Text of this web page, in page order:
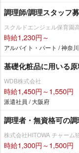
調理師/調理スタッフ
スクルドエンジェル保育園
時給1,230円～
アルバイト・パート / 神奈
基礎化粧品に用いる
WDB株式会社
時給1,450円～1,550円
派遣社員 / 大阪府
調理者・無資格可の
株式会社HITOWA チャーム
時給1,300円～1,500円